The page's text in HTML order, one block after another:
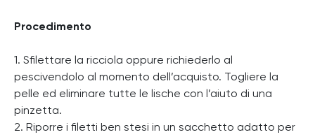
Procedimento
1. Sfilettare la ricciola oppure richiederlo al
pescivendolo al momento dell’acquisto. Togliere la
pelle ed eliminare tutte le lische con l’aiuto di una
pinzetta.
2. Riporre i filetti ben stesi in un sacchetto adatto per